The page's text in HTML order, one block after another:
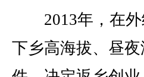
2013年，在外
下乡高海拔、昼